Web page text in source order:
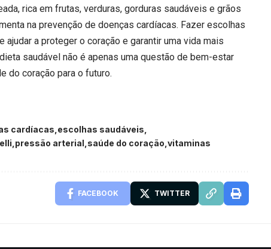
rica em frutas, verduras, gorduras saudáveis e grãos
na prevenção de doenças cardíacas. Fazer escolhas
a proteger o coração e garantir uma vida mais
saudável não é apenas uma questão de bem-estar
do coração para o futuro.
cardíacas escolhas saudáveis
pressão arterial saúde do coração vitaminas
FACEBOOK TWITTER